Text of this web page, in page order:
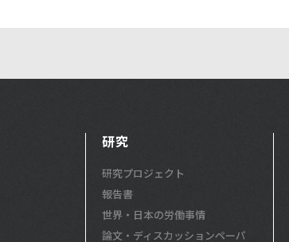
研究
研究プロジェクト
報告書
世界・日本の労働事情
論文・ディスカッションペーパ